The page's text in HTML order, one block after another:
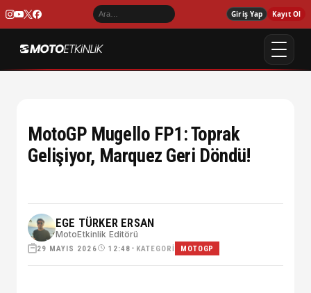
Giriş Yap Kayıt Ol
MotoGP Mugello FP1: Toprak
Gelişiyor, Marquez Geri Döndü!
EGE TÜRKER ERSAN
MotoEtkinlik Editörü
29 MAYIS 2026 12:48 • KATEGORI MOTOGP